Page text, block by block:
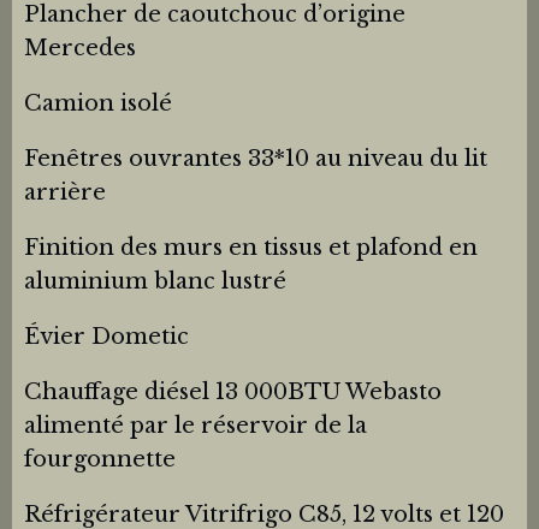
Plancher de caoutchouc d’origine
Mercedes
Camion isolé
Fenêtres ouvrantes 33*10 au niveau du lit
arrière
Finition des murs en tissus et plafond en
aluminium blanc lustré
Évier Dometic
Chauffage diésel 13 000BTU Webasto
alimenté par le réservoir de la
fourgonnette
Réfrigérateur Vitrifrigo C85, 12 volts et 120